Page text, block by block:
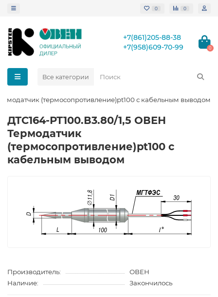
0 0
+7(861)205-88-38
+7(958)609-70-99
0
Все категории
(термосопротивление)pt100 с кабельным выводом
ДТС164-РТ100.В3.80/1,5 ОВЕН
Термодатчик
(термосопротивление)pt100 с
кабельным выводом
Производитель:
ОВЕН
Наличие:
Закончилось